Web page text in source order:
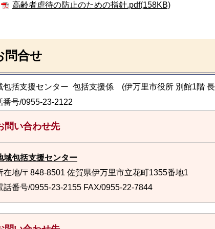
高齢者虐待の防止のための指針.pdf(158KB)
問合せ
包括支援センター 包括支援係 (伊万里市役所 別館1階 長
番号/0955-23-2122
問い合わせ先
域包括支援センター
在地/〒848-8501 佐賀県伊万里市立花町1355番地1
話番号/0955-23-2155 FAX/0955-22-7844